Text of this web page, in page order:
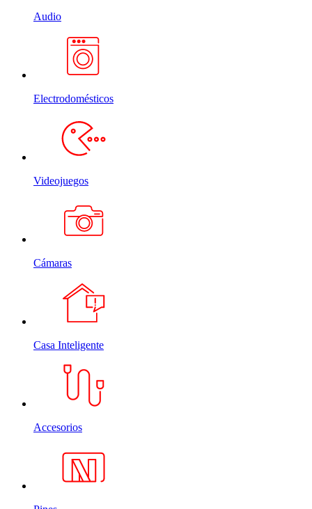
Audio
Electrodomésticos
Videojuegos
Cámaras
Casa Inteligente
Accesorios